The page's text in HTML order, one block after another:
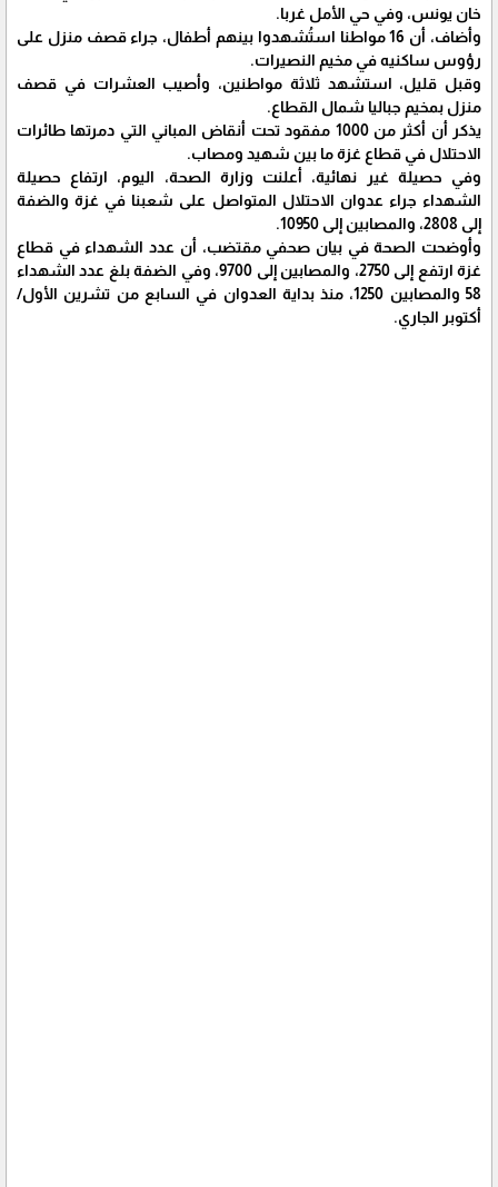
خان يونس، وفي حي الأمل غربا.
وأضاف، أن 16 مواطنا استُشهدوا بينهم أطفال، جراء قصف منزل على
رؤوس ساكنيه في مخيم النصيرات.
وقبل قليل، استشهد ثلاثة مواطنين، وأصيب العشرات في قصف
منزل بمخيم جباليا شمال القطاع.
يذكر أن أكثر من 1000 مفقود تحت أنقاض المباني التي دمرتها طائرات
الاحتلال في قطاع غزة ما بين شهيد ومصاب.
وفي حصيلة غير نهائية، أعلنت وزارة الصحة، اليوم، ارتفاع حصيلة
الشهداء جراء عدوان الاحتلال المتواصل على شعبنا في غزة والضفة
إلى 2808، والمصابين إلى 10950.
وأوضحت الصحة في بيان صحفي مقتضب، أن عدد الشهداء في قطاع
غزة ارتفع إلى 2750، والمصابين إلى 9700، وفي الضفة بلغ عدد الشهداء
58 والمصابين 1250، منذ بداية العدوان في السابع من تشرين الأول/
أكتوبر الجاري.